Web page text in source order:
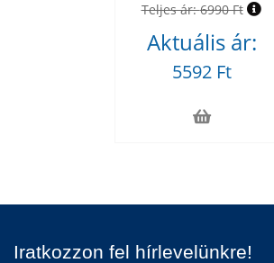
Teljes ár:6990 Ft
Aktuális ár:
5592 Ft
Iratkozzon fel hírlevelünkre!